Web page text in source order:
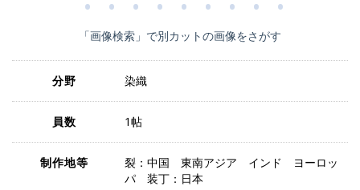
「画像検索」で別カットの画像をさがす
分野 染織
員数 1帖
制作地等
裂：中国 東南アジア インド ヨーロッ
パ 装丁：日本